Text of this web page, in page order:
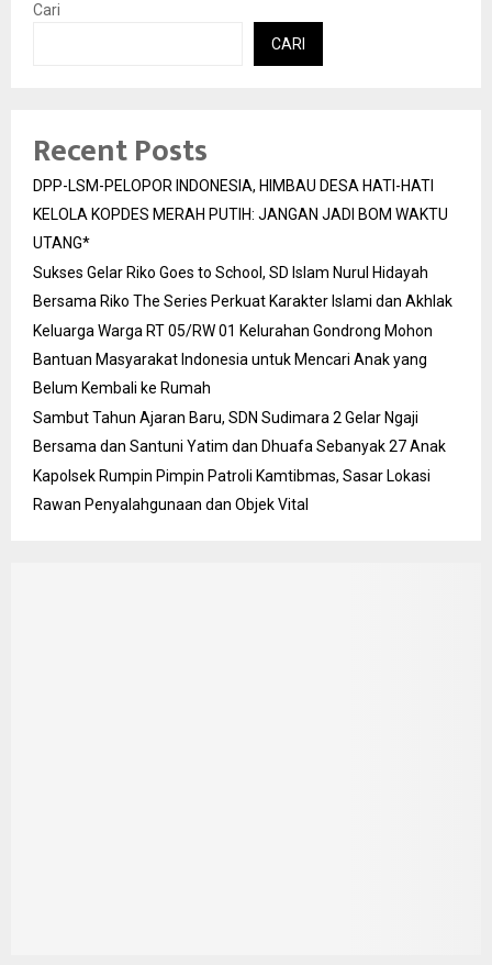
Cari
CARI
Recent Posts
DPP-LSM-PELOPOR INDONESIA, HIMBAU DESA HATI-HATI
KELOLA KOPDES MERAH PUTIH: JANGAN JADI BOM WAKTU
UTANG*
Sukses Gelar Riko Goes to School, SD Islam Nurul Hidayah
Bersama Riko The Series Perkuat Karakter Islami dan Akhlak
Keluarga Warga RT 05/RW 01 Kelurahan Gondrong Mohon
Bantuan Masyarakat Indonesia untuk Mencari Anak yang
Belum Kembali ke Rumah
Sambut Tahun Ajaran Baru, SDN Sudimara 2 Gelar Ngaji
Bersama dan Santuni Yatim dan Dhuafa Sebanyak 27 Anak
Kapolsek Rumpin Pimpin Patroli Kamtibmas, Sasar Lokasi
Rawan Penyalahgunaan dan Objek Vital